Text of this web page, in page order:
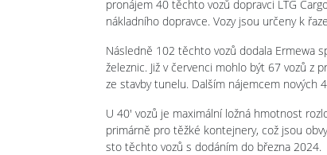
pronájem 40 těchto vozů dopravci LTG
nákladního dopravce. Vozy jsou určeny k
Následně 102 těchto vozů dodala Ermewa
železnic. Již v červenci mohlo být 67 vozů
ze stavby tunelu. Dalším nájemcem nových
U 40' vozů je maximální ložná hmotnost
primárně pro těžké kontejnery, což jsou
sto těchto vozů s dodáním do března 2024.